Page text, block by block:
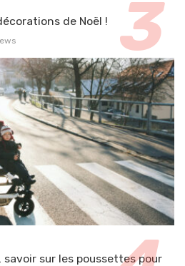
de Noël !
sur les poussettes pour